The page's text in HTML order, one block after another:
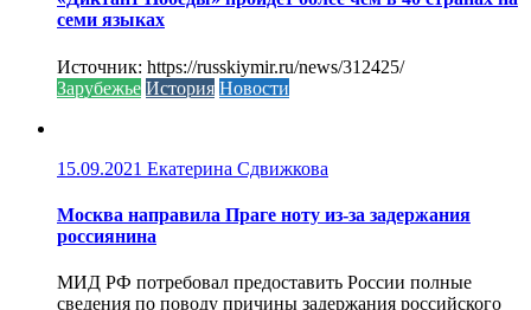
семи языках
Источник: https://russkiymir.ru/news/312425/
Зарубежье История Новости
15.09.2021 Екатерина Сдвижкова
Москва направила Праге ноту из-за задержания
россиянина
МИД РФ потребовал предоставить России полные
сведения по поводу причины задержания российского